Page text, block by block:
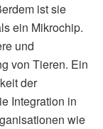
ist sie
ein Mikrochip.
und
von Tieren. Ein
der
Integration in
wie